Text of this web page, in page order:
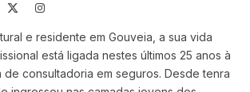
Instagram
e residente em Gouveia, a sua vida
está ligada nestes últimos 25 anos à
de consultadoria em seguros. Desde tenra